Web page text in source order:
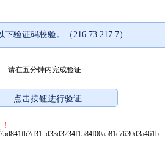
验证码校验。（216.73.217.7）
请在五分钟内完成验证